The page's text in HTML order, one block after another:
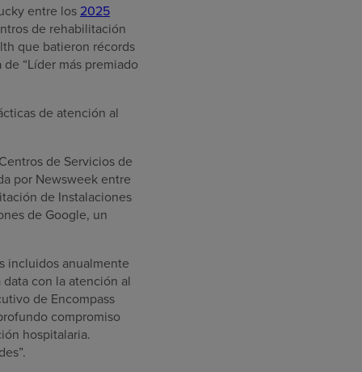
entre los 2025
de rehabilitación
que batieron récords
“Líder más premiado
de atención al
de Servicios de
por Newsweek entre
de Instalaciones
de Google, un
incluidos anualmente
con la atención al
de Encompass
compromiso
hospitalaria.